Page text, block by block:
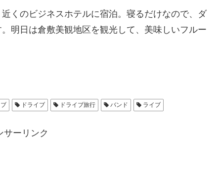
くのビジネスホテルに宿泊。寝るだけなので、ダ
明日は倉敷美観地区を観光して、美味しいフルー
ドライブ ドライブ旅行 バンド ライブ
サーリンク